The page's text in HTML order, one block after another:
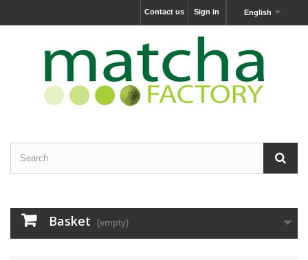
English
Sign in
Contact us
Basket (empty)